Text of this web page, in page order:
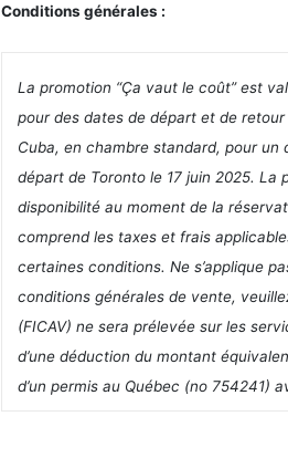
Conditions générales :
La promotion “Ça vaut le coût” est
pour des dates de départ et de retour
Cuba, en chambre standard, pour un
départ de Toronto le 17 juin 2025.
disponibilité au moment de la
comprend les taxes et frais
certaines conditions. Ne s’applique
conditions générales de vente,
(FICAV) ne sera prélevée sur les
d’une déduction du montant
d’un permis au Québec (no 754241)